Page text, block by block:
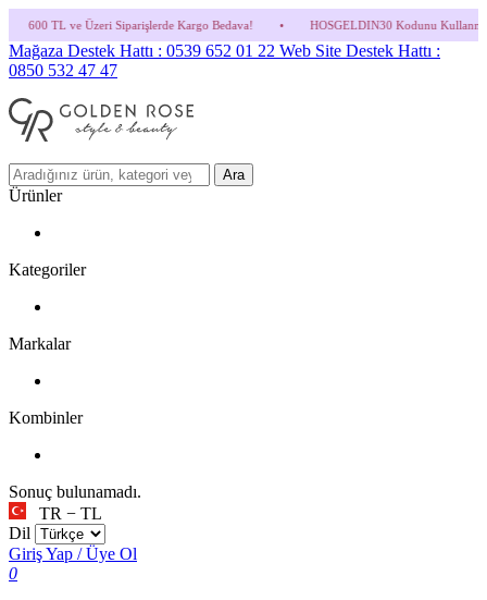
Kargo Bedava! • HOSGELDIN30 Kodunu Kullanmayı Unutma!
Mağaza Destek Hattı : 0539 652 01 22 Web Site Destek Hattı :
0850 532 47 47
Ara
Ürünler
Kategoriler
Markalar
Kombinler
Sonuç bulunamadı.
TR − TL
Dil
Giriş Yap / Üye Ol
0